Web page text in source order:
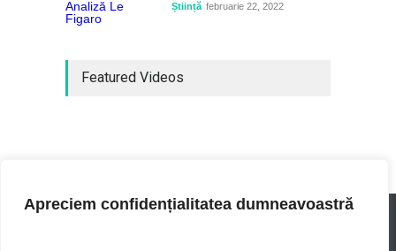
Apreciem confidențialitatea dumneavoastră
Știință februarie 22, 2022
Featured Videos